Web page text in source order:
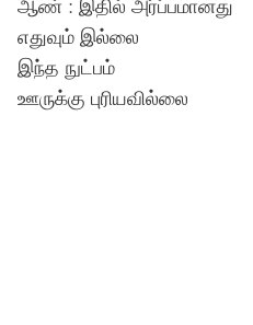
எதுவும் இல்லை
இந்த நுட்பம்
ஊருக்கு புரியவில்லை